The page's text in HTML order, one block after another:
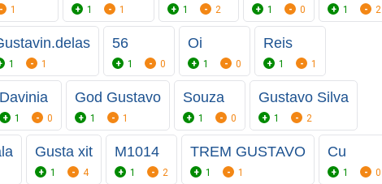
1 1 1 1 2 1 0 1 2
1 1
56
1 0
Oi
1 0
Reis
1 1
Davinia
1 0
God Gustavo
1 1
Souza
1 0
Gustavo Silva
1 2
Gusta xit
1 4
M1014
1 2
TREM GUSTAVO
1 1
Cu
1 0